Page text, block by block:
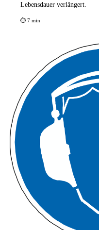
Lebensdauer verlängert.
⏱ 7 min